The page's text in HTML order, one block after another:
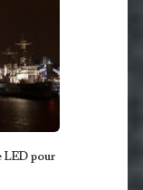
LED pour